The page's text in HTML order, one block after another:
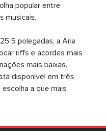
popular entre
musicais.
polegadas, a Aria
riffs e acordes mais
mais baixas.
disponível em três
a que mais